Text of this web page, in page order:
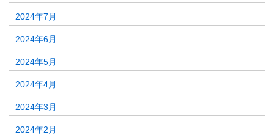
2024年7月
2024年6月
2024年5月
2024年4月
2024年3月
2024年2月